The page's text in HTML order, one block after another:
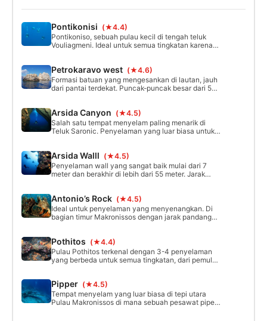
Pontikonisi (★4.4)
Pontikoniso, sebuah pulau kecil di tengah teluk
Vouliagmeni. Ideal untuk semua tingkatan karena
Kedalamannya berkisar antara 3 meter hingga 34
meter. Jarak pandang sangat baik dan kehidupan
laut juga sangat menarik.
Petrokaravo west (★4.6)
Formasi batuan yang mengesankan di lautan, jauh
dari pantai terdekat. Puncak-puncak besar dari 50
Beberapa peluru yang tidak meledak dari Perang
Dunia II di sekitarnya.
Arsida Canyon (★4.5)
Salah satu tempat menyelam paling menarik di
Teluk Saronic. Penyelaman yang luar biasa untuk
lebih dari 50 meter.
Arsida Walll (★4.5)
Penyelaman wall yang sangat baik mulai dari 7
meter dan berakhir di lebih dari 55 meter. Jarak
Antonio’s Rock (★4.5)
Ideal untuk penyelaman yang menyenangkan. Di
bagian timur Makronissos dengan jarak pandang
dapat menikmati menyelam di tempat ini.
Pothitos (★4.4)
Pulau Pothitos terkenal dengan 3-4 penyelaman
yang berbeda untuk semua tingkatan, dari pemula
berkisar antara 3 hingga 50 meter dengan kejutan-
kejutan kecil yang tersembunyi di bebatuan.
Pipper (★4.5)
Tempat menyelam yang luar biasa di tepi utara
Pulau Makronissos di mana sebuah pesawat piper